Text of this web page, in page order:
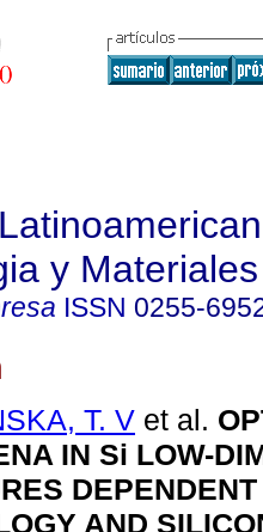
y Materiales
ISSN 0255-
T. V et al.
IN Si LOW-
AND